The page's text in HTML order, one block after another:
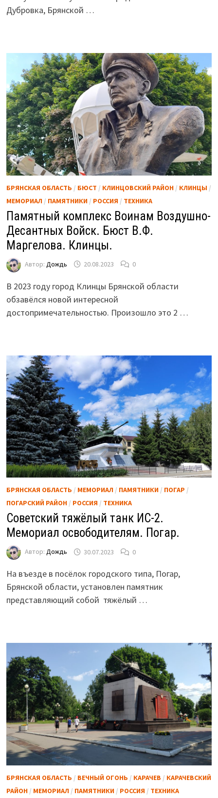
Дубровка, Брянской …
БРЯНСКАЯ ОБЛАСТЬ / БЮСТ / КЛИНЦОВСКИЙ РАЙОН/ КЛИНЦЫ /
МЕМОРИАЛ/ ПАМЯТНИКИ/ РОССИЯ / ТЕХНИКА
Памятный комплекс Воинам Воздушно-
Десантных Войск. Бюст В.Ф.
Маргелова. Клинцы.
Автор: Дождь 20.08.2023 0
В 2023 году город Клинцы Брянской области
обзавёлся новой интересной
достопримечательностью. Произошло это 2 …
БРЯНСКАЯ ОБЛАСТЬ / МЕМОРИАЛ/ ПАМЯТНИКИ/ ПОГАР /
ПОГАРСКИЙ РАЙОН/ РОССИЯ / ТЕХНИКА
Советский тяжёлый танк ИС-2.
Мемориал освободителям. Погар.
Автор: Дождь 30.07.2023 0
На въезде в посёлок городского типа, Погар,
Брянской области, установлен памятник
представляющий собой тяжёлый …
БРЯНСКАЯ ОБЛАСТЬ / ВЕЧНЫЙ ОГОНЬ / КАРАЧЕВ / КАРАЧЕВСКИЙ
РАЙОН/ МЕМОРИАЛ/ ПАМЯТНИКИ/ РОССИЯ / ТЕХНИКА